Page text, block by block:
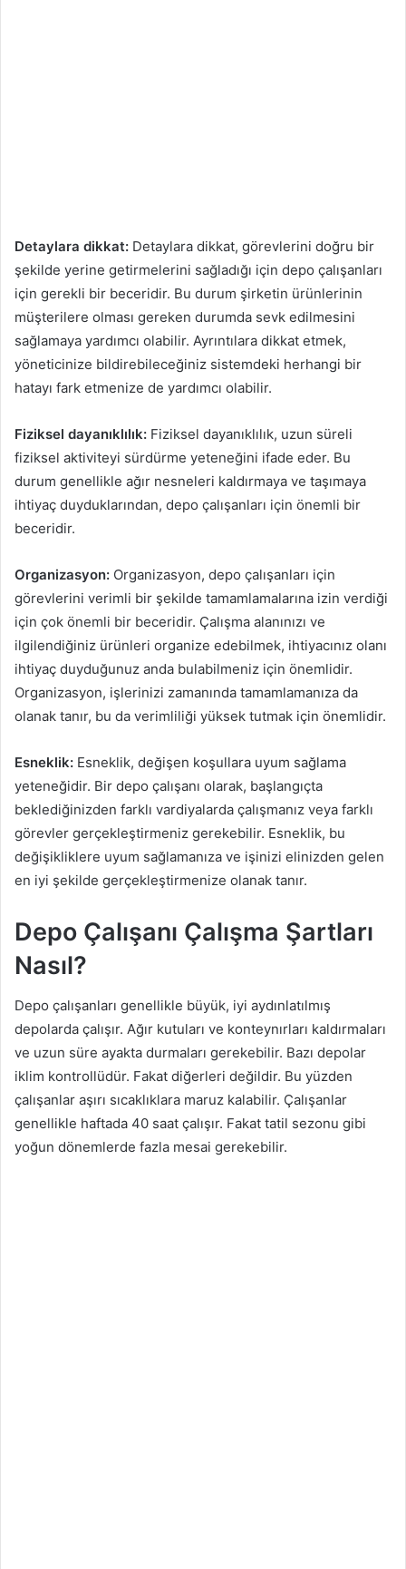
Detaylara dikkat: Detaylara dikkat, görevlerini doğru bir
şekilde yerine getirmelerini sağladığı için depo çalışanları
için gerekli bir beceridir. Bu durum şirketin ürünlerinin
müşterilere olması gereken durumda sevk edilmesini
sağlamaya yardımcı olabilir. Ayrıntılara dikkat etmek,
yöneticinize bildirebileceğiniz sistemdeki herhangi bir
hatayı fark etmenize de yardımcı olabilir.
Fiziksel dayanıklılık: Fiziksel dayanıklılık, uzun süreli
fiziksel aktiviteyi sürdürme yeteneğini ifade eder. Bu
durum genellikle ağır nesneleri kaldırmaya ve taşımaya
ihtiyaç duyduklarından, depo çalışanları için önemli bir
beceridir.
Organizasyon: Organizasyon, depo çalışanları için
görevlerini verimli bir şekilde tamamlamalarına izin verdiği
için çok önemli bir beceridir. Çalışma alanınızı ve
ilgilendiğiniz ürünleri organize edebilmek, ihtiyacınız olanı
ihtiyaç duyduğunuz anda bulabilmeniz için önemlidir.
Organizasyon, işlerinizi zamanında tamamlamanıza da
olanak tanır, bu da verimliliği yüksek tutmak için önemlidir.
Esneklik: Esneklik, değişen koşullara uyum sağlama
yeteneğidir. Bir depo çalışanı olarak, başlangıçta
beklediğinizden farklı vardiyalarda çalışmanız veya farklı
görevler gerçekleştirmeniz gerekebilir. Esneklik, bu
değişikliklere uyum sağlamanıza ve işinizi elinizden gelen
en iyi şekilde gerçekleştirmenize olanak tanır.
Depo Çalışanı Çalışma Şartları
Nasıl?
Depo çalışanları genellikle büyük, iyi aydınlatılmış
depolarda çalışır. Ağır kutuları ve konteynırları kaldırmaları
ve uzun süre ayakta durmaları gerekebilir. Bazı depolar
iklim kontrollüdür. Fakat diğerleri değildir. Bu yüzden
çalışanlar aşırı sıcaklıklara maruz kalabilir. Çalışanlar
genellikle haftada 40 saat çalışır. Fakat tatil sezonu gibi
yoğun dönemlerde fazla mesai gerekebilir.